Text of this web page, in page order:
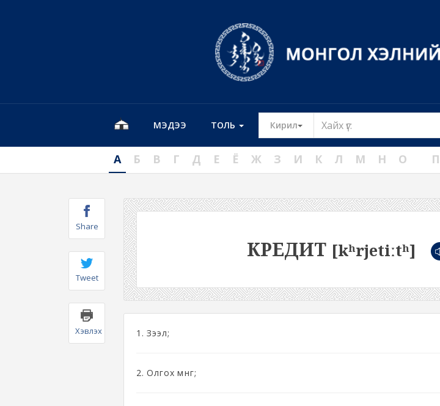
МЭДЭЭ ТОЛЬ Кирил Toggle Dropdown
А Б В Г Д Е Ё Ж З И К Л М Н О П
Share
Tweet
Хэвлэх
КРЕДИТ [kʰrjetiːtʰ]
1. Зээл;
2. Олгох мөнгө;